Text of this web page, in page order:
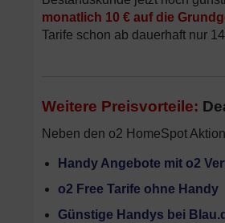
monatlich 10 € auf die
Tarife schon ab dauerhaft nur
Weitere Preisvorteile:
Neben den o2 HomeSpot
Handy Angebote mit o2
o2 Free Tarife ohne Handy
Günstige Handys bei